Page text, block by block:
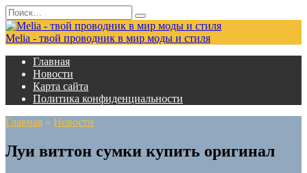
Перейти
к
содержанию
Search
for:
Melia - твой проводник в мир моды и стиля
Главная
Новости
Карта сайта
Политика конфиденциальности
Главная » Новости
Луи виттон сумки купить оригинал